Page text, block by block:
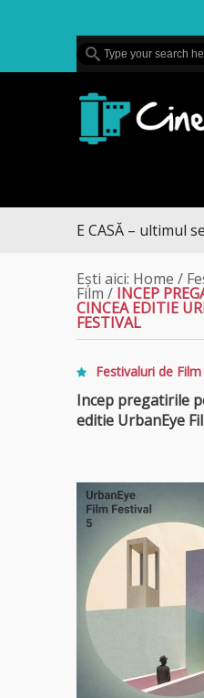
SPRE CASĂ – ultimul
Ești aici: Home /
Film / INCEP
CINCEA EDITIE
FESTIVAL
Festivaluri de Film
Incep pregatirile
editie UrbanEye